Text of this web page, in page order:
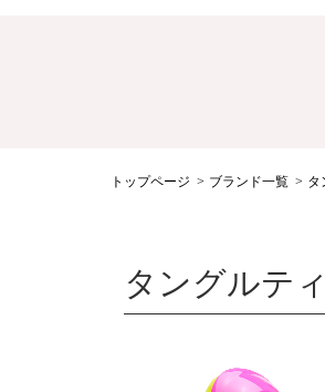
トップページ ブランド一覧 タ
タングルテ